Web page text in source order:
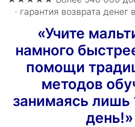
· гарантия возврата денег
«Учите
намного
помощи
методов
занимаясь лишь
день!»